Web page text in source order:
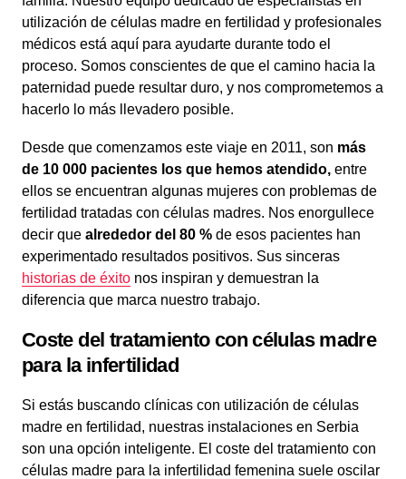
utilización de células madre en fertilidad y profesionales
médicos está aquí para ayudarte durante todo el
proceso. Somos conscientes de que el camino hacia la
paternidad puede resultar duro, y nos comprometemos a
hacerlo lo más llevadero posible.
Desde que comenzamos este viaje en 2011, son más
de 10 000 pacientes los que hemos atendido, entre
ellos se encuentran algunas mujeres con problemas de
fertilidad tratadas con células madres. Nos enorgullece
decir que alrededor del 80 % de esos pacientes han
experimentado resultados positivos. Sus sinceras
historias de éxito nos inspiran y demuestran la
diferencia que marca nuestro trabajo.
Coste del tratamiento con células madre
para la infertilidad
Si estás buscando clínicas con utilización de células
madre en fertilidad, nuestras instalaciones en Serbia
son una opción inteligente. El coste del tratamiento con
células madre para la infertilidad femenina suele oscilar